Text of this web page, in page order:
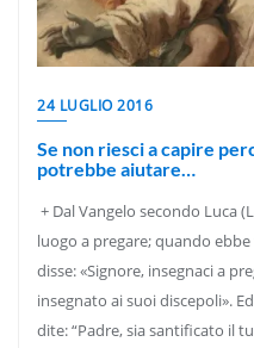
24 LUGLIO 2016
Se non riesci a capire
potrebbe aiutare…
+ Dal Vangelo secondo Luca
luogo a pregare; quando
disse: «Signore, insegnaci a
insegnato ai suoi discepoli».
dite: “Padre, sia santificato il